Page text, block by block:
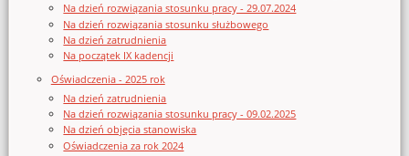
Na dzień rozwiązania stosunku pracy - 29.07.2024
Na dzień rozwiązania stosunku służbowego
Na dzień zatrudnienia
Na początek IX kadencji
Oświadczenia - 2025 rok
Na dzień zatrudnienia
Na dzień rozwiązania stosunku pracy - 09.02.2025
Na dzień objęcia stanowiska
Oświadczenia za rok 2024